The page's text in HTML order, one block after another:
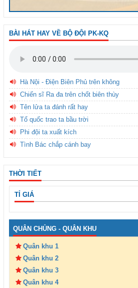
BÀI HÁT HAY VỀ BỘ ĐỘI PK-KQ
Hà Nội - Điện Biên Phủ trên không
Chiến sĩ Ra đa trên chốt biên thùy
Tên lửa ta đánh rất hay
Tổ quốc trao ta bầu trời
Phi đội ta xuất kích
Tình Bác chắp cánh bay
THỜI TIẾT
TỈ GIÁ
QUÂN CHỦNG - QUÂN KHU
Quân khu 1
Quân khu 2
Quân khu 3
Quân khu 4